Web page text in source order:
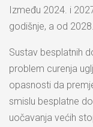
Između 2024. i
godišnje, a od
Sustav besplatnih
problem curenja
opasnosti da
smislu besplatne
uočavanja većih